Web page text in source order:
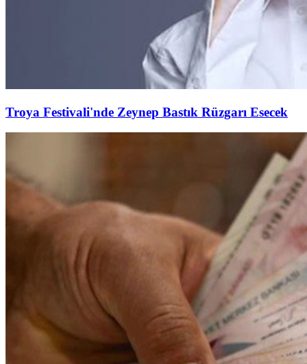
Troya Festivali'nde Zeynep Bastık Rüzgarı Esecek